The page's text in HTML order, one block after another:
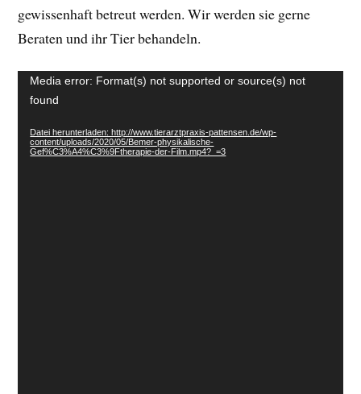
gewissenhaft betreut werden. Wir werden sie gerne
Beraten und ihr Tier behandeln.
Video-
Player
Media error: Format(s) not supported or source(s) not
found
Datei herunterladen: http://www.tierarztpraxis-pattensen.de/wp-
content/uploads/2020/05/Bemer-physikalische-
Gef%C3%A4%C3%9Ftherapie-der-Film.mp4?_=3